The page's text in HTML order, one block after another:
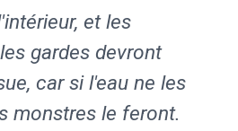
et les
gardes devront
car si l'eau ne les
monstres le feront.